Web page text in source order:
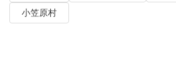
小笠原村